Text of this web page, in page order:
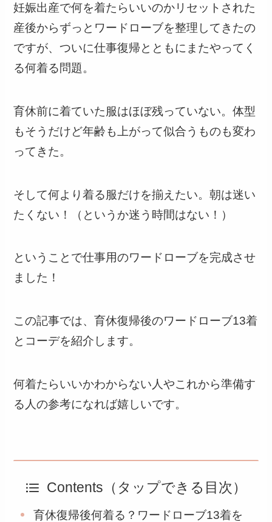
妊娠出産で何を着たらいいのかリセットされた
産後からずっとワードローブを整理してきたの
ですが、ついに仕事復帰とともにまたやってく
る何着る問題。
育休前に着ていた服はほぼ残っていない。体型
もそうだけど年齢も上がって似合うものも変わ
ってきた。
そして何より着る服だけを揃えたい。朝は迷い
たくない！（というか迷う時間はない！）
ということで仕事用のワードローブを完成させ
ました！
この記事では、育休復帰後のワードローブ13着
とコーデを紹介します。
何着たらいいかわからない人やこれから準備す
る人の参考になれば嬉しいです。
Contents（タップできる目次）
育休復帰後何着る？ワードローブ13着を